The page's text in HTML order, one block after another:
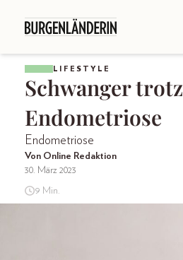
LIFESTYLE
Schwanger trotz
Endometriose
Endometriose
Von Online Redaktion
30. März 2023
9 Min.